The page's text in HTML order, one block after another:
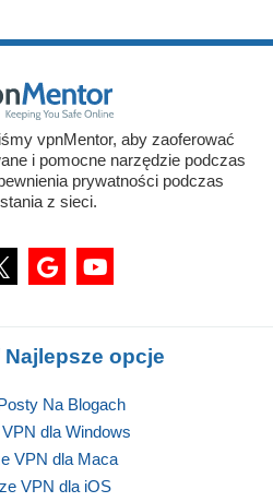
vpnMentor, aby zaoferować
i pomocne narzędzie podczas
prywatności podczas
z sieci.
Najlepsze opcje
Na Blogach
dla Windows
VPN dla Maca
VPN dla iOS